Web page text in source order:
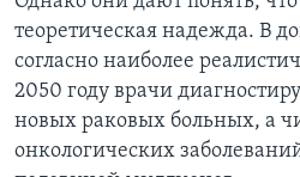
теоретическая надежда. В
согласно наиболее
2050 году врачи
новых раковых больных, а
онкологических